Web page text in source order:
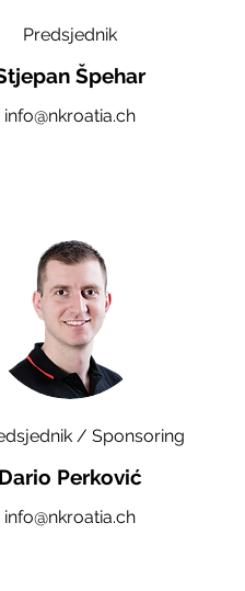
Predsjednik
Špehar
info@nkroatia.ch
/ Sponsoring
Dario Perković
info@nkroatia.ch